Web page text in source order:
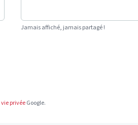
Jamais affiché, jamais partagé !
vie privéeGoogle.